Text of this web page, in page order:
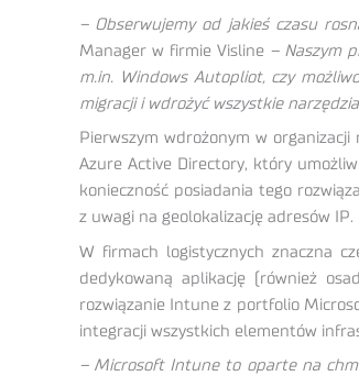
– Obserwujemy od jakieś czasu
Manager w firmie Visline – Naszym
m.in. Windows Autopliot, czy
migracji i wdrożyć wszystkie
Pierwszym wdrożonym w
Azure Active Directory, który
konieczność posiadania tego
z uwagi na geolokalizację adresów IP.
W firmach logistycznych znaczna
dedykowaną aplikację (również
rozwiązanie Intune z portfolio
integracji wszystkich elementów
– Microsoft Intune to oparte na